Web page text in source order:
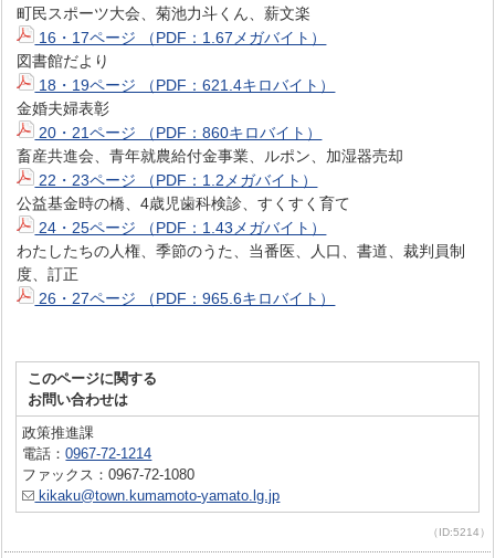
町民スポーツ大会、菊池力斗くん、薪文楽
16・17ページ （PDF：1.67メガバイト）
図書館だより
18・19ページ （PDF：621.4キロバイト）
金婚夫婦表彰
20・21ページ （PDF：860キロバイト）
畜産共進会、青年就農給付金事業、ルポン、加湿器売却
22・23ページ （PDF：1.2メガバイト）
公益基金時の橋、4歳児歯科検診、すくすく育て
24・25ページ （PDF：1.43メガバイト）
わたしたちの人権、季節のうた、当番医、人口、書道、裁判員制
度、訂正
26・27ページ （PDF：965.6キロバイト）
このページに関する
お問い合わせは
政策推進課
電話：0967-72-1214
ファックス：0967-72-1080
kikaku@town.kumamoto-yamato.lg.jp
（ID:5214）